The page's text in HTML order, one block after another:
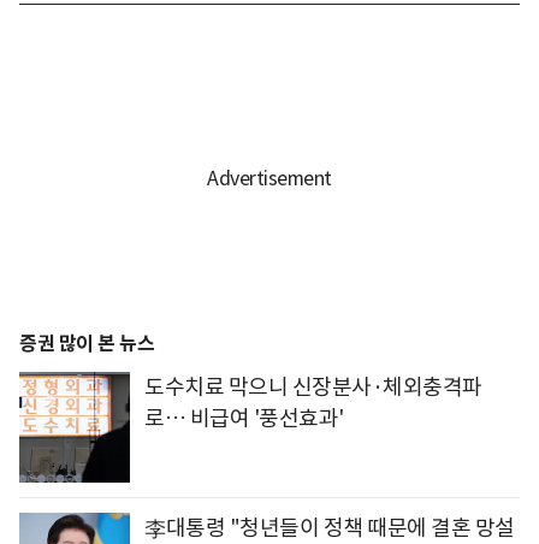
증권 많이 본 뉴스
도수치료 막으니 신장분사·체외충격파
로… 비급여 '풍선효과'
李대통령 "청년들이 정책 때문에 결혼 망설